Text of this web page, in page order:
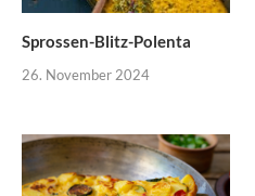
Sprossen-Blitz-Polenta
26. November 2024